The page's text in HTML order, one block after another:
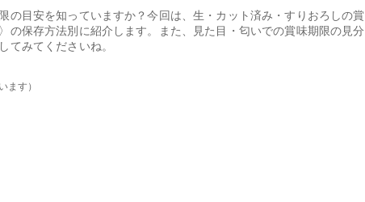
の目安を知っていますか？今回は、生・カット済み・すりおろしの賞
の保存方法別に紹介します。また、見た目・匂いでの賞味期限の見分
てみてくださいね。
ます）